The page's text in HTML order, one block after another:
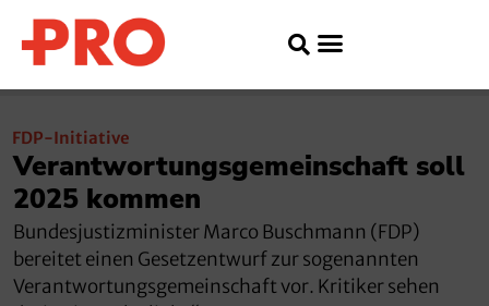
FDP-Initiative
Verantwortungsgemeinschaft soll
2025 kommen
Bundesjustizminister Marco Buschmann (FDP)
bereitet einen Gesetzentwurf zur sogenannten
Verantwortungsgemeinschaft vor. Kritiker sehen